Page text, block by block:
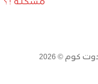
مشكلة !؟
كوم © 2026